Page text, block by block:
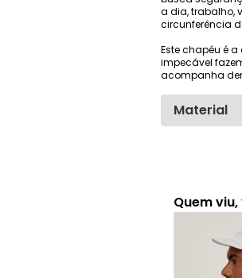
a dia, trabalho,
circunferência
Este chapéu é
impecável
acompanha
Material
Quem